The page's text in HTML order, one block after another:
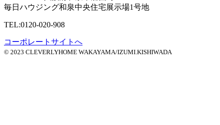
毎日ハウジング和泉中央住宅展示場1号地
TEL:0120-020-908
コーポレートサイトへ
© 2023 CLEVERLYHOME WAKAYAMA/IZUMI.KISHIWADA